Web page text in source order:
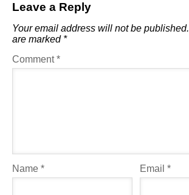
Leave a Reply
Your email address will not be published.
are marked *
Comment*
Name * Email*